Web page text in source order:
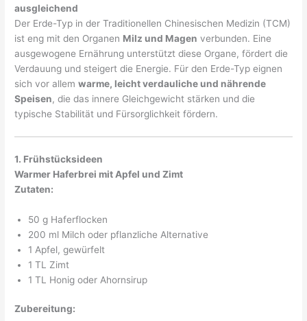
ausgleichend
Der Erde-Typ in der Traditionellen Chinesischen Medizin (TCM)
ist eng mit den Organen Milz und Magen verbunden. Eine
ausgewogene Ernährung unterstützt diese Organe, fördert die
Verdauung und steigert die Energie. Für den Erde-Typ eignen
sich vor allemwarme, leicht verdauliche und nährende
Speisen, die das innere Gleichgewicht stärken und die
typische Stabilität und Fürsorglichkeit fördern.
1. Frühstücksideen
Warmer Haferbrei mit Apfel und Zimt
Zutaten:
50 g Haferflocken
200 ml Milch oder pflanzliche Alternative
1 Apfel, gewürfelt
1 TL Zimt
1 TL Honig oder Ahornsirup
Zubereitung: